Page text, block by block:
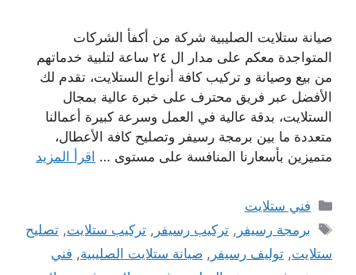
صيانة ستلايت الصليبية شركة من أكفأ الشركات
المتواجدة معكم على مدار ال ٢٤ ساعة لتلبية خدماتهم
من بيع وصيانة و تركيب كافة أنواع الستلايت، تقدم لك
الأفضل عبر فريق محترف على خبرة عالية بمجال
الستلايت، بدقة عالية في العمل وسرعة كبيرة أعمالنا
متعددة ما بين برمجة رسيفر وتصليح كافة الأعطال،
متميزين بأسعارنا المنافسة على مستوى … اقرأ المزيد
التصنيفات
فني ستلايت
الوسوم
برمجة رسيفر ,تركيب رسيفر ,تركيب ستلايت,تصليح
ستلايت, توليف رسيفر , صيانة ستلايت الصليبية, فني